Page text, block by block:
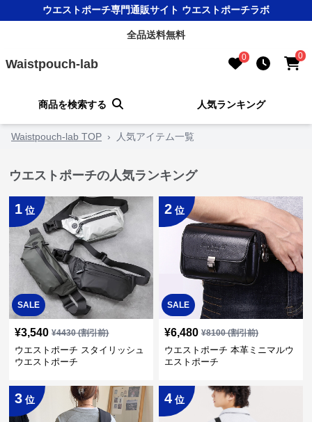
ウエストポーチ専門通販サイト ウエストポーチラボ
全品送料無料
Waistpouch-lab 0 0
商品を検索する 人気ランキング
Waistpouch-lab TOP › 人気アイテム一覧
ウエストポーチの人気ランキング
SALE
1 位
¥3,540 ¥4430(割引前)
ウエストポーチ スタイリッシュ
ウエストポーチ
SALE
2 位
¥6,480 ¥8100(割引前)
ウエストポーチ 本革ミニマルウ
エストポーチ
3 位 4 位